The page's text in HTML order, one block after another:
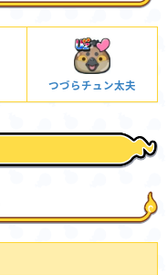
つづらチュン太夫